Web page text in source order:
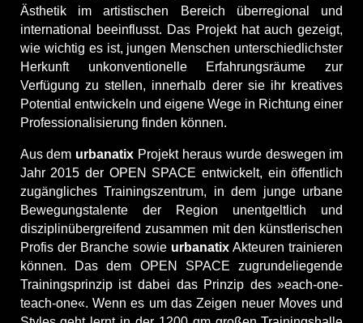
Ästhetik im artistischen Bereich überregional und
international beeinflusst. Das Projekt hat auch gezeigt,
wie wichtig es ist, jungen Menschen unterschiedlichster
Herkunft unkonventionelle Erfahrungsräume zur
Verfügung zu stellen, innerhalb derer sie ihr kreatives
Potential entwickeln und eigene Wege in Richtung einer
Professionalisierung finden können.
Aus dem urbanatix Projekt heraus wurde deswegen im
Jahr 2015 der OPEN SPACE entwickelt, ein öffentlich
zugängliches Trainingszentrum, in dem junge urbane
Bewegungstalente der Region unentgeltlich und
disziplinübergreifend zusammen mit den künstlerischen
Profis der Branche sowie urbanatix Akteuren trainieren
können. Das dem OPEN SPACE zugrundeliegende
Trainingsprinzip ist dabei das Prinzip des »each-one-
teach-one«. Wenn es um das Zeigen neuer Moves und